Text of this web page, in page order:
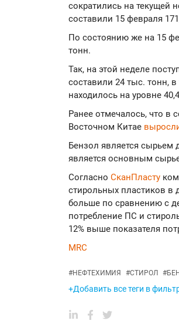
сократились на текущей
составили 15 февраля
По состоянию же на 15
тонн.
Так, на этой неделе
составили 24 тыс. тонн,
находилось на уровне
Ранее отмечалось, что в
Восточном Китае
Бензол является сырьем
является основным
Согласно СканПласту
стирольных пластиков в
больше по сравнению с
потребление ПС и
12% выше показателя
MRC
#НЕФТЕХИМИЯ #СТИРОЛ #
+Добавить все теги в